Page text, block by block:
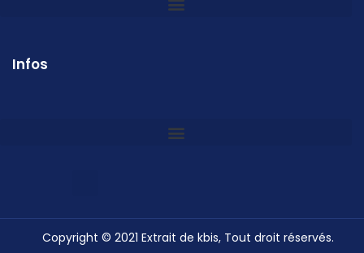
Infos
Copyright © 2021 Extrait de kbis, Tout droit réservés.